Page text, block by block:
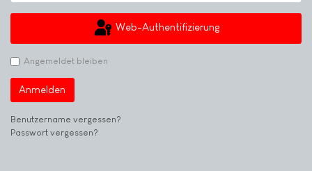
Web-Authentifizierung
Angemeldet bleiben
Anmelden
Benutzername vergessen?
Passwort vergessen?